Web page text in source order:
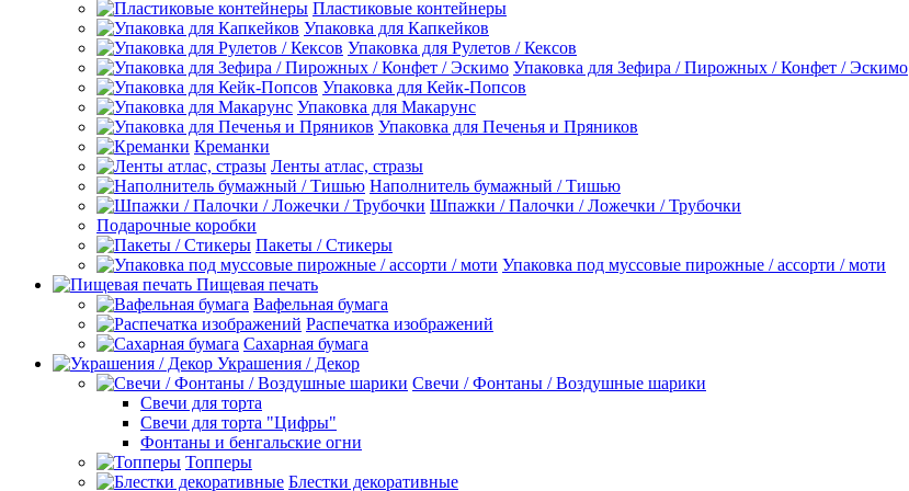
Пластиковые контейнеры
Упаковка для Капкейков
Упаковка для Рулетов / Кексов
Упаковка для Зефира / Пирожных / Конфет / Эскимо
Упаковка для Кейк-Попсов
Упаковка для Макарунс
Упаковка для Печенья и Пряников
Креманки
Ленты атлас, стразы
Наполнитель бумажный / Тишью
Шпажки / Палочки / Ложечки / Трубочки
Подарочные коробки
Пакеты / Стикеры
Упаковка под муссовые пирожные / ассорти / моти
Пищевая печать
Вафельная бумага
Распечатка изображений
Сахарная бумага
Украшения / Декор
Свечи / Фонтаны / Воздушные шарики
Свечи для торта
Свечи для торта "Цифры"
Фонтаны и бенгальские огни
Топперы
Блестки декоративные